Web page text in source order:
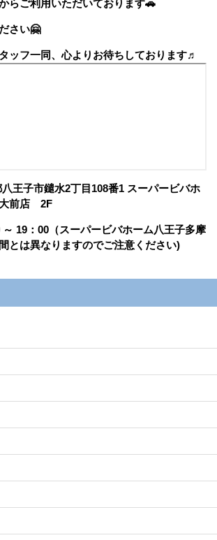
らご利用いただいております🚗
さい🤗
ッフ一同、心よりお待ちしております♬
王子市鑓水2丁目108番1 スーパービバホ
大前店 2F
19：00（スーパービバホーム八王子多摩
とは異なりますのでご注意ください)